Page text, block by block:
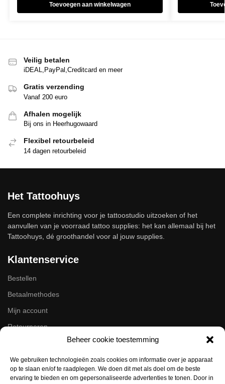
Beheer cookie toestemming
We gebruiken technologieën zoals cookies om informatie over je apparaat
op te slaan en/of te raadplegen. We doen dit met als doel om de beste
ervaring te bieden en om gepersonaliseerde advertenties te tonen. Door in
Toevoegen aan winkelwagen
Veilig betalen
iDEAL,PayPal,Creditcard en meer
Gratis verzending
Vanaf 200 euro
Afhalen mogelijk
Bij ons in Heerhugowaard
Flexibel retourbeleid
14 dagen retourbeleid
Het Tattoohuys
Een complete inrichting voor je tattoostudio uitzoeken of het
aanvullen van je voorraad tattoo supplies: het kan allemaal bij het
Tattoohuys, dé groothandel voor al jouw supplies.
Klantenservice
Bestellen
Betaalmethodes
Mijn account
Retourneren
Volg ons op de socials